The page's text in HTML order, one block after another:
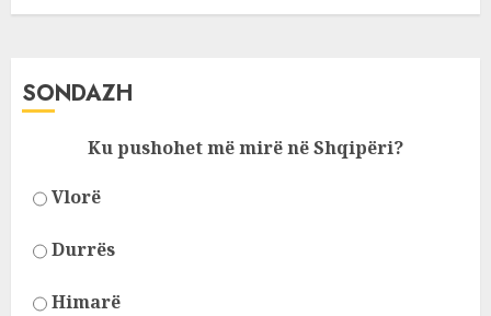
SONDAZH
Ku pushohet më mirë në Shqipëri?
Vlorë
Durrës
Himarë